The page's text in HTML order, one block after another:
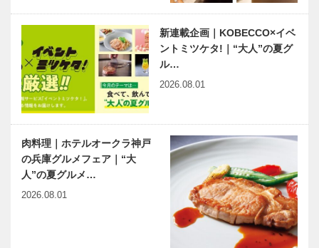
新連載企画｜KOBECCO×イベ
ントミツケタ!｜“大人”の夏グ
ル…
2026.08.01
肉料理｜ホテルオークラ神戸
の兵庫グルメフェア｜“大
人”の夏グルメ…
2026.08.01